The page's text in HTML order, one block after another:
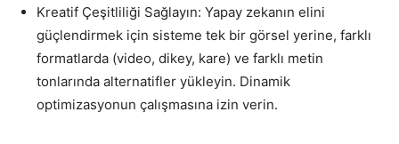
Kreatif Çeşitliliği Sağlayın: Yapay zekanın elini
güçlendirmek için sisteme tek bir görsel yerine, farklı
formatlarda (video, dikey, kare) ve farklı metin
tonlarında alternatifler yükleyin. Dinamik
optimizasyonun çalışmasına izin verin.